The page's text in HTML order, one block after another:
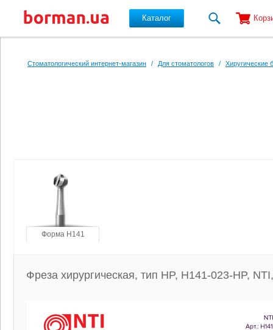
Каталог
Стоматологический интернет-магазин / Для стоматологов / Хиругические
Форма H141
Фреза хирургическая, тип HP, H141-023-HP,